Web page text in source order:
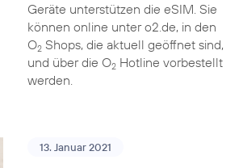
Geräte unterstützen die eSIM. Sie
können online unter o2.de, in den
O2Shops, die aktuell geöffnet sind,
und über die O2Hotline vorbestellt
werden.
13. Januar 2021